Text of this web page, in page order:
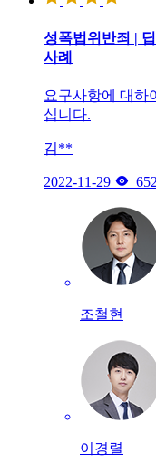
성폭법위반죄 |
사례
요구사항에 대하
십니다.
김**
2022-11-29  652
조철현
이경렬